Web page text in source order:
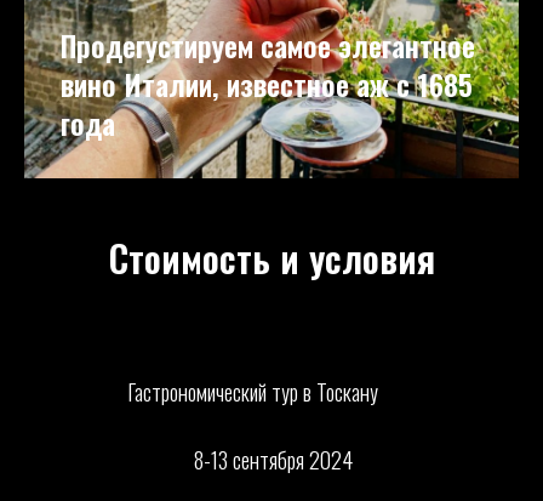
Продегустируем самое элегантное
вино Италии, известное аж с 1685
года
Стоимость и условия
Гастрономический тур в Тоскану
8-13 сентября 2024